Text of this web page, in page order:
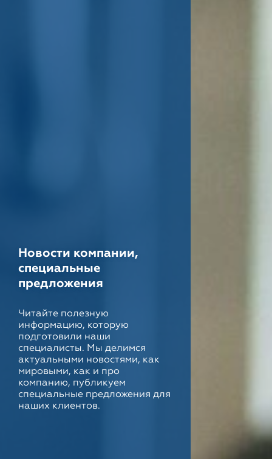
Новости компании,
специальные
предложения
Читайте полезную
информацию, которую
подготовили наши
специалисты. Мы делимся
актуальными новостями, как
мировыми, как и про
компанию, публикуем
специальные предложения для
наших клиентов.